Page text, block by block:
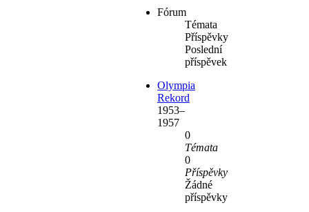
Fórum
Témata
Příspěvky
Poslední
příspěvek
Olympia
Rekord
1953–
1957
0
Témata
0
Příspěvky
Žádné
příspěvky